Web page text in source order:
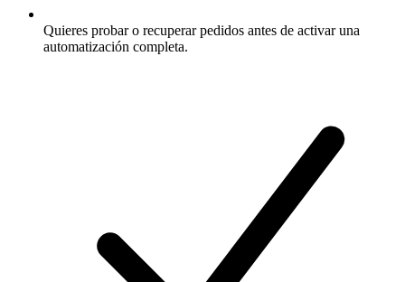
Quieres probar o recuperar pedidos antes de activar una
automatización completa.